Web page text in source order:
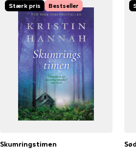
Stærk pris Bestseller
Skumringstimen